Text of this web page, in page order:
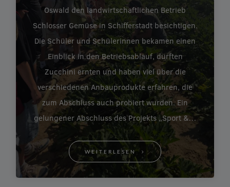
Oswald den landwirtschaftlichen Betrieb
Schlosser Gemüse in Schifferstadt besichtigen.
Die Schüler und Schülerinnen bekamen einen
Einblick in den Betriebsablauf, durften
Zucchini ernten und haben viel über die
verschiedenen Anbauprodukte erfahren, die
zum Abschluss auch probiert wurden. Ein
gelungener Abschluss des Projekts „Sport &…
WEITERLESEN